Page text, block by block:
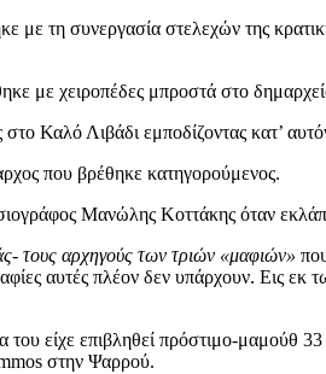
με τη συνεργασία στελεχών της
με χειροπέδες μπροστά στο
στο Καλό Λιβάδι εμποδίζοντας κατ’
που βρέθηκε κατηγορούμενος.
Μανώλης Κοττάκης όταν
τους αρχηγούς των τριών «μαφιών»
αυτές πλέον δεν υπάρχουν. Εις εκ
είχε επιβληθεί πρόστιμο-μαμούθ
στην Ψαρρού.